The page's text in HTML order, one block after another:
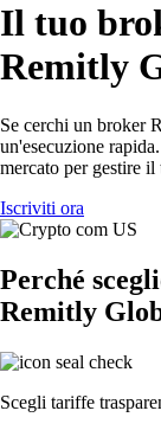
Il tuo
Remitly
Se cerchi un broker
un'esecuzione
mercato per gestire
Iscriviti ora
Perché
Remitly
Scegli tariffe